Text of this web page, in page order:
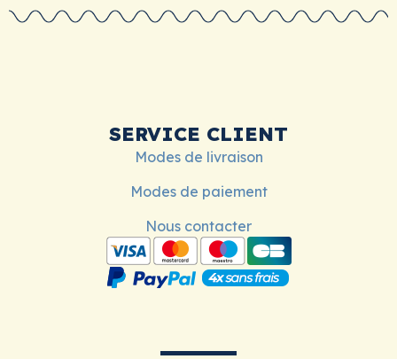
SERVICE CLIENT
Modes de livraison
Modes de paiement
Nous contacter